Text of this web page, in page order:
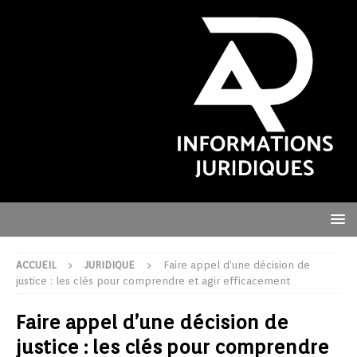
ACCUEIL JURIDIQUE
Faire appel d’une décision de
justice : les clés pour comprendre et agir efficacement
Faire appel d’une décision de
justice : les clés pour comprendre